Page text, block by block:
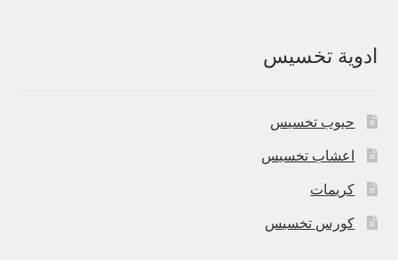
ادوية تخسيس
حبوب تخسيس
اعشاب تخسيس
كريمات
كورس تخسيس